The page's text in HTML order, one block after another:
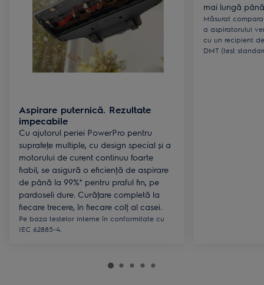
Aspirare puternică. Rezultate
impecabile
Cu ajutorul periei PowerPro pentru
suprafeţe multiple, cu design special și a
motorului de curent continuu foarte
fiabil, se asigură o eficienţă de aspirare
de până la 99%* pentru praful fin, pe
pardoseli dure. Curăţare completă la
fiecare trecere, în fiecare colţ al casei.
Pe baza testelor interne în conformitate cu
IEC 62885-4.
mai lungă
Măsurat
a aspiratorului
cu un recipient
DMT (test